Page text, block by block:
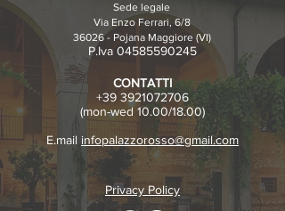
Sede legale
Via Enzo Ferrari, 6/8
36026 - Pojana Maggiore (VI)
P.Iva 04585590245
CONTATTI
+39 3921072706
(mon-wed 10.00/18.00)
E.mail infopalazzorosso@gmail.com
Privacy Policy